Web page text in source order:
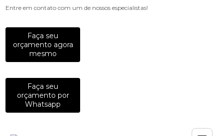
Entre em contato com um de nossos especialistas!
Faça seu
orçamento agora
mesmo
Faça seu
orçamento por
Whatsapp